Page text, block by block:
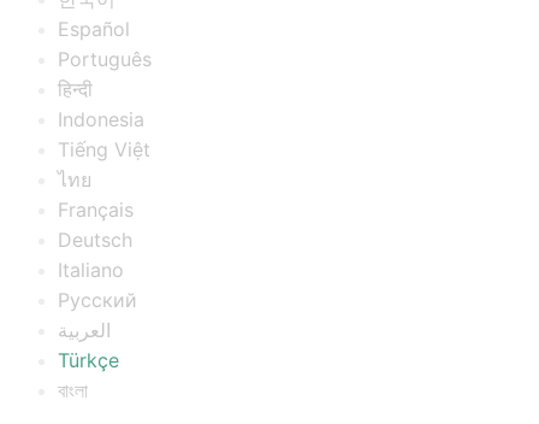
Español
Português
हिन्दी
Indonesia
Tiếng Việt
ไทย
Français
Deutsch
Italiano
Русский
العربية
Türkçe
বাংলা